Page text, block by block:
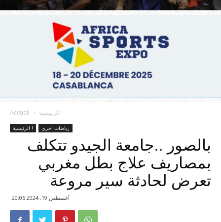
Accueil الرئيسية !
الرئيسية ! رياضات اخرى
بالصور ..جامعة الجيدو تتكلف
بمصاريف علاج بطل مغربي
تعرض لحادثة سير مروعة
أغسطس 19, 2024 20:06